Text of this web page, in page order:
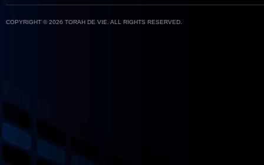
COPYRIGHT © 2026 TORAH DE VIE. ALL RIGHTS RESERVED.